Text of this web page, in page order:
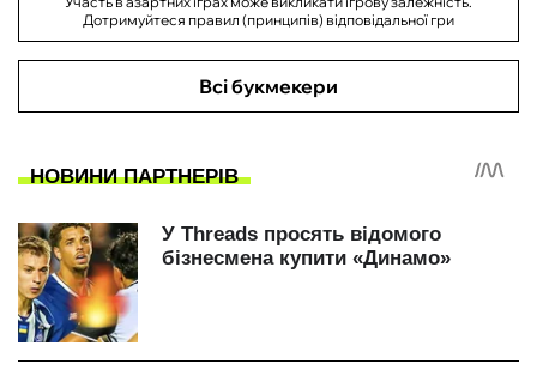
Дотримуйтеся правил (принципів) відповідальної гри
Всі букмекери